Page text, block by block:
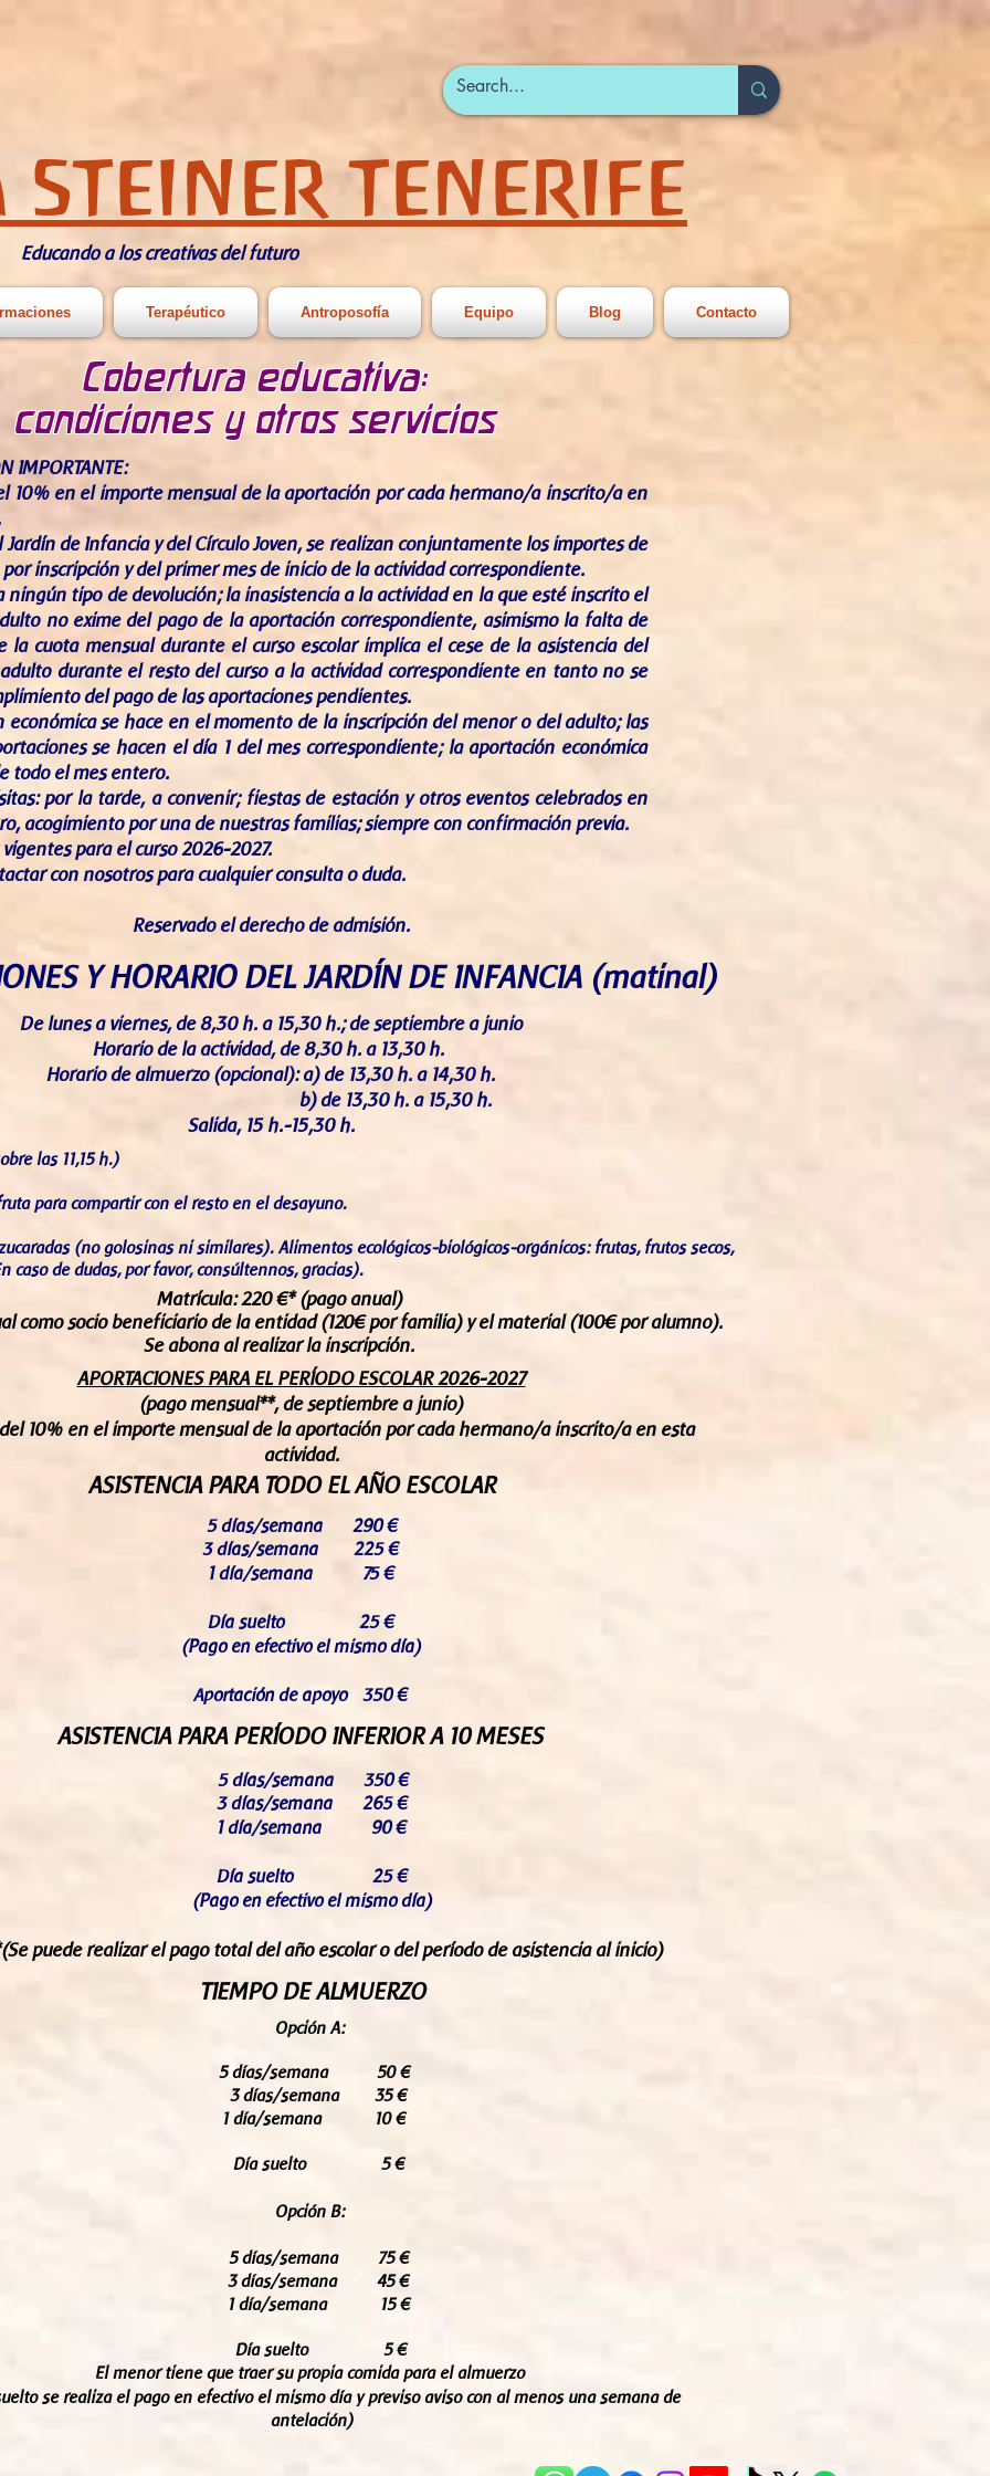
STEINER TENERIFE
Educando a los creativas del futuro
Terapéutico Antroposofía Equipo Blog Contacto
Cobertura educativa:
condiciones y otros servicios
IMPORTANTE:
10% en el importe mensual de la aportación por cada hermano/a inscrito/a en
Jardín de Infancia y del Círculo Joven, se realizan conjuntamente los importes de
inscripción y del primer mes de inicio de la actividad correspondiente.
ningún tipo de devolución; la inasistencia a la actividad en la que esté inscrito el
no exime del pago de la aportación correspondiente, asimismo la falta de
la cuota mensual durante el curso escolar implica el cese de la asistencia del
durante el resto del curso a la actividad correspondiente en tanto no se
del pago de las aportaciones pendientes.
económica se hace en el momento de la inscripción del menor o del adulto; las
se hacen el día 1 del mes correspondiente; la aportación económica
todo el mes entero.
por la tarde, a convenir; fiestas de estación y otros eventos celebrados en
acogimiento por una de nuestras familias; siempre con confirmación previa.
para el curso 2026-2027.
con nosotros para cualquier consulta o duda.
Reservado el derecho de admisión.
Y HORARIO DEL JARDÍN DE INFANCIA (matinal)
De lunes a viernes, de 8,30 h. a 15,30 h.; de septiembre a junio
Horario de la actividad, de 8,30 h. a 13,30 h.
Horario de almuerzo (opcional): a) de 13,30 h. a 14,30 h.
b) de 13,30 h. a 15,30 h.
Salida, 15 h.-15,30 h.
las 11,15 h.)
para compartir con el resto en el desayuno.
(no golosinas ni similares). Alimentos ecológicos-biológicos-orgánicos: frutas, frutos secos,
caso de dudas, por favor, consúltennos, gracias).
Matrícula: 220 €* (pago anual)
como socio beneficiario de la entidad (120€ por familia) y el material (100€ por alumno).
Se abona al realizar la inscripción.
APORTACIONES PARA EL PERÍODO ESCOLAR 2026-2027
(pago mensual**, de septiembre a junio)
10% en el importe mensual de la aportación por cada hermano/a inscrito/a en esta
actividad.
ASISTENCIA PARA TODO EL AÑO ESCOLAR
5 días/semana 290 €
3 días/semana 225 €
1 día/semana 75 €
Día suelto 25 €
(Pago en efectivo el mismo día)
Aportación de apoyo 350 €
ASISTENCIA PARA PERÍODO INFERIOR A 10 MESES
5 días/semana 350 €
3 días/semana 265 €
1 día/semana 90 €
Día suelto 25 €
(Pago en efectivo el mismo día)
puede realizar el pago total del año escolar o del período de asistencia al inicio)
TIEMPO DE ALMUERZO
Opción A:
5 días/semana 50 €
3 días/semana 35 €
1 día/semana 10 €
Día suelto 5 €
Opción B:
5 días/semana 75 €
3 días/semana 45 €
1 día/semana 15 €
Día suelto 5 €
El menor tiene que traer su propia comida para el almuerzo
se realiza el pago en efectivo el mismo día y previso aviso con al menos una semana de
antelación)